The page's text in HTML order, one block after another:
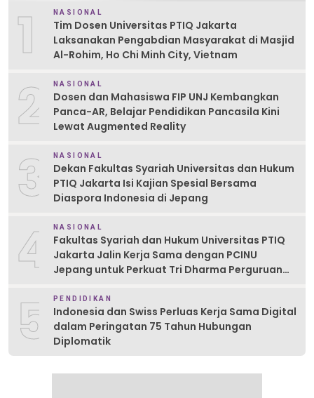
1 NASIONAL
Tim Dosen Universitas PTIQ Jakarta
Laksanakan Pengabdian Masyarakat di Masjid
Al-Rohim, Ho Chi Minh City, Vietnam
2 NASIONAL
Dosen dan Mahasiswa FIP UNJ Kembangkan
Panca-AR, Belajar Pendidikan Pancasila Kini
Lewat Augmented Reality
3 NASIONAL
Dekan Fakultas Syariah Universitas dan Hukum
PTIQ Jakarta Isi Kajian Spesial Bersama
Diaspora Indonesia di Jepang
4 NASIONAL
Fakultas Syariah dan Hukum Universitas PTIQ
Jakarta Jalin Kerja Sama dengan PCINU
Jepang untuk Perkuat Tri Dharma Perguruan
5 PENDIDIKAN
Indonesia dan Swiss Perluas Kerja Sama Digital
dalam Peringatan 75 Tahun Hubungan
Diplomatik